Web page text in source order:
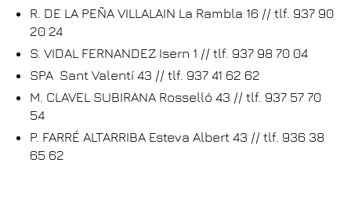
R. DE LA PEÑA VILLALAIN La Rambla 16 // tlf. 937 90
20 24
S. VIDAL FERNANDEZ Isern 1 // tlf. 937 98 70 04
SPA Sant Valentí 43 // tlf. 937 41 62 62
M. CLAVEL SUBIRANA Rosselló 43 // tlf. 937 57 70
54
P. FARRÉ ALTARRIBA Esteva Albert 43 // tlf. 936 38
65 62